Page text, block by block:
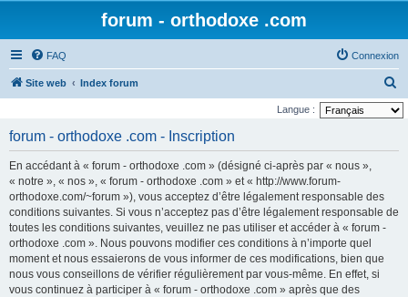
forum - orthodoxe .com
FAQ Connexion
Site web Index forum
e
Langue :
forum - orthodoxe .com - Inscription
En accédant à « forum - orthodoxe .com » (désigné ci-après par « nous »,
« notre », « nos », « forum - orthodoxe .com » et « http://www.forum-
orthodoxe.com/~forum »), vous acceptez d’être légalement responsable des
conditions suivantes. Si vous n’acceptez pas d’être légalement responsable de
toutes les conditions suivantes, veuillez ne pas utiliser et accéder à « forum -
orthodoxe .com ». Nous pouvons modifier ces conditions à n’importe quel
moment et nous essaierons de vous informer de ces modifications, bien que
nous vous conseillons de vérifier régulièrement par vous-même. En effet, si
vous continuez à participer à « forum - orthodoxe .com » après que des